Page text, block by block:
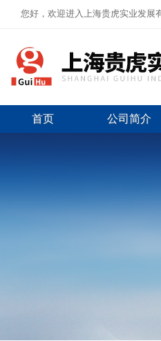
您好，欢迎进入上海贵虎实业发展
首页 公司简介